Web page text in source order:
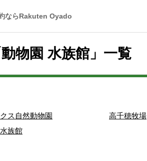
ならRakuten Oyado
物園 水族館」一覧
ス自然動物園
族館
高千穂牧場